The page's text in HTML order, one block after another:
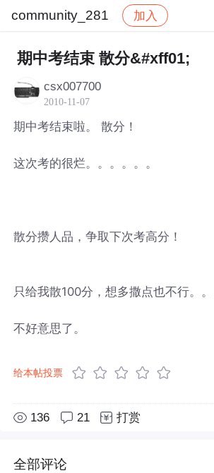
community_281 加入
社区 community_281 帖子详情
期中考结束 散分&#xff01;
csx007700
2010-11-07
期中考结束啦。 散分！
这次考的很烂。。。。。。
散分攒人品，争取下次考高分！
只给我散100分，想多撒点也不行。。
不好意思了。
给本帖投票
136 21 打赏
全部评论